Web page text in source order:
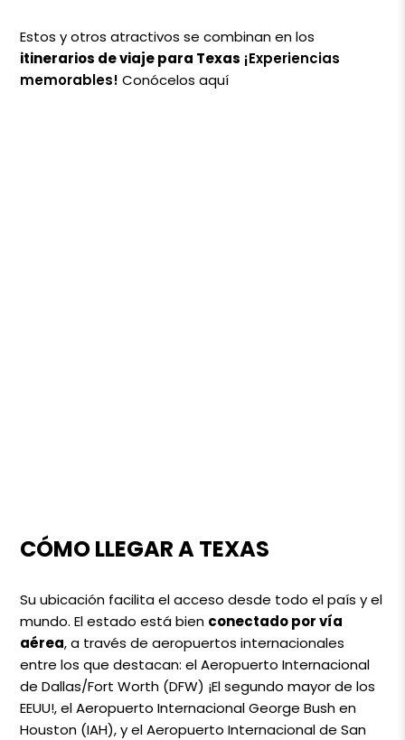
Estos y otros atractivos se combinan en los
itinerarios de viaje para Texas ¡Experiencias
memorables! Conócelos aquí
CÓMO LLEGAR A TEXAS
Su ubicación facilita el acceso desde todo el país y el
mundo. El estado está bien conectado por vía
aérea, a través de aeropuertos internacionales
entre los que destacan: el Aeropuerto Internacional
de Dallas/Fort Worth (DFW) ¡El segundo mayor de los
EEUU!, el Aeropuerto Internacional George Bush en
Houston (IAH), y el Aeropuerto Internacional de San